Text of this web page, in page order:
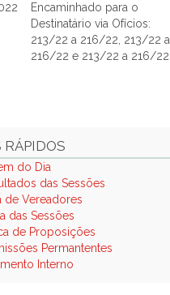
Encaminhado para o
Destinatário via Ofícios:
213/22 a 216/22, 213/22 a
216/22 e 213/22 a 216/22
RÁPIDOS
do Dia
das Sessões
de Vereadores
das Sessões
de Proposições
Permantentes
Interno